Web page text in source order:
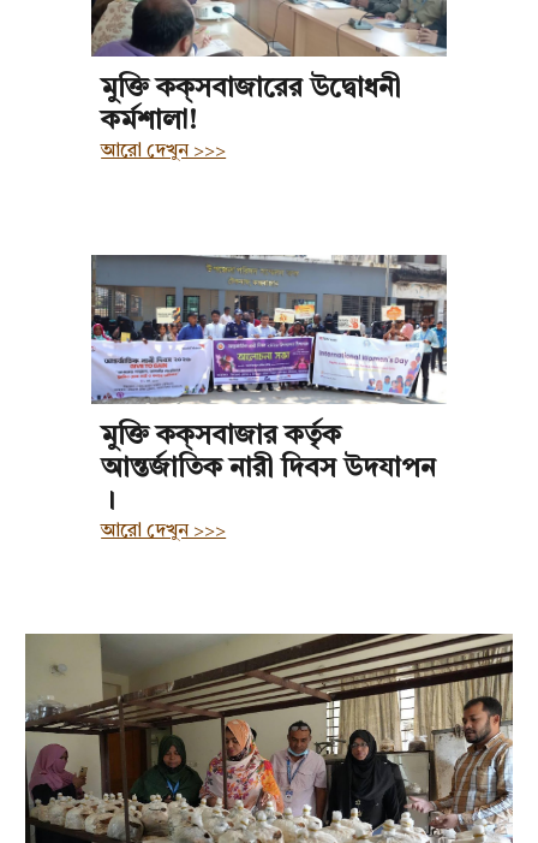
মুক্তি কক্‌সবাজারের উদ্বোধনী
কর্মশালা!
আরো দেখুন >>>
মুক্তি কক্‌সবাজার কর্তৃক
আন্তর্জাতিক নারী দিবস উদযাপন
।
আরো দেখুন >>>